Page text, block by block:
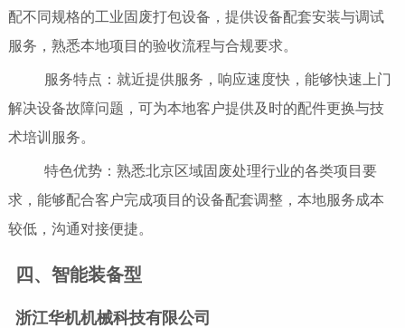
配不同规格的工业固废打包设备，提供设备配套安装与调试
服务，熟悉本地项目的验收流程与合规要求。
服务特点：就近提供服务，响应速度快，能够快速上门
解决设备故障问题，可为本地客户提供及时的配件更换与技
术培训服务。
特色优势：熟悉北京区域固废处理行业的各类项目要
求，能够配合客户完成项目的设备配套调整，本地服务成本
较低，沟通对接便捷。
四、智能装备型
浙江华机机械科技有限公司